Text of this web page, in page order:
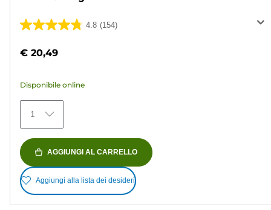
4.8 (154)
4.8
5
154
recensioni
€ 20,49
Disponibile online
1
AGGIUNGI AL CARRELLO
Aggiungi alla lista dei desideri